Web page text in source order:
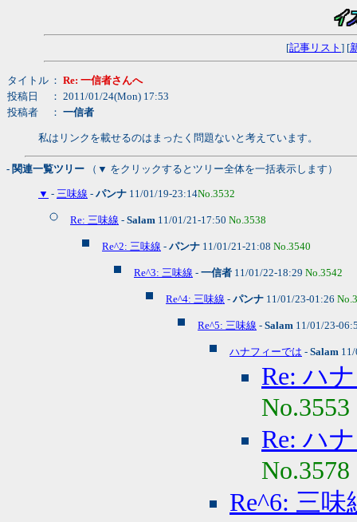
[記事リスト ] [
タイトル ： Re: 一信者さんへ
投稿日
： 2011/01/24(Mon) 17:53
投稿者
： 一信者
私はリンクを載せるのはまったく問題ないと考えています。
- 関連一覧ツリー （▼ をクリックするとツリー全体を一括表示します）
▼ - 三味線 - パンナ 11/01/19-23:14No.3532
Re: 三味線 - Salam 11/01/21-17:50 No.3538
Re^2: 三味線 - パンナ 11/01/21-21:08 No.3540
Re^3: 三味線 - 一信者 11/01/22-18:29 No.3542
Re^4: 三味線 - パンナ 11/01/23-01:26
Re^5: 三味線 - Salam 11/01/23-
ハナフィーでは - Salam
Re: ハ
No.3553
Re: ハ
No.3578
Re^6: 三味